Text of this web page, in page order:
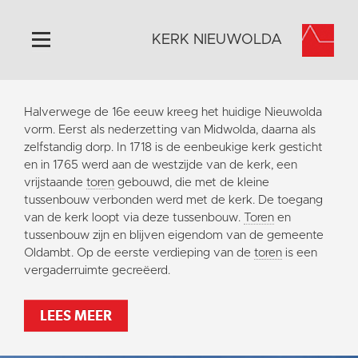
Home
Algemeen
Historie
Omgeving
Activiteiten
Steun ons
Contact
KERK NIEUWOLDA
Halverwege de 16e eeuw kreeg het huidige Nieuwolda
vorm. Eerst als nederzetting van Midwolda, daarna als
zelfstandig dorp. In 1718 is de eenbeukige kerk gesticht
en in 1765 werd aan de westzijde van de kerk, een
vrijstaande toren gebouwd, die met de kleine
tussenbouw verbonden werd met de kerk. De toegang
van de kerk loopt via deze tussenbouw.
Toren en
tussenbouw zijn en blijven eigendom van de gemeente
Oldambt. Op de eerste verdieping van de toren is een
vergaderruimte gecreëerd.
LEES MEER